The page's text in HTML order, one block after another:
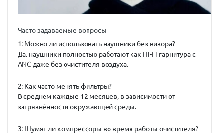
Часто задаваемые вопросы
1: Можно ли использовать наушники без визора?
Да, наушники полностью работают как Hi-Fi гарнитура с
ANC даже без очистителя воздуха.
2: Как часто менять фильтры?
В среднем каждые 12 месяцев, в зависимости от
загрязнённости окружающей среды.
3: Шумят ли компрессоры во время работы очистителя?